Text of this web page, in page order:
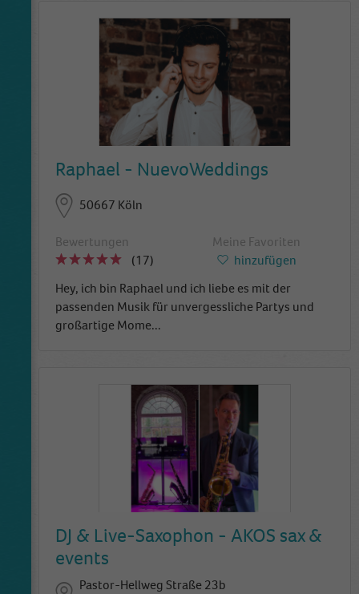
Raphael - NuevoWeddings
50667 Köln
Bewertungen
(17)
Meine Favoriten
hinzufügen
Hey, ich bin Raphael und ich liebe es mit der
passenden Musik für unvergessliche Partys und
großartige Mome...
DJ & Live-Saxophon - AKOS sax &
events
Pastor-Hellweg Straße 23b